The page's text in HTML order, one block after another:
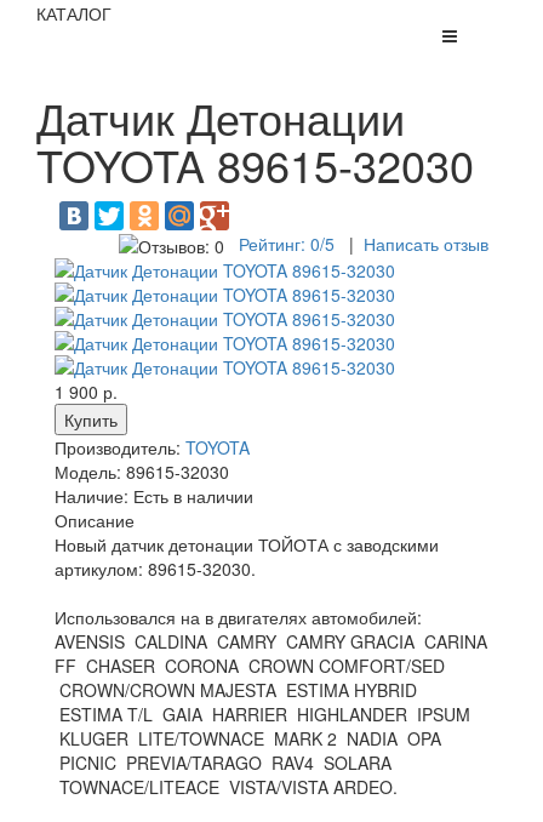
КАТАЛОГ
Датчик Детонации
TOYOTA 89615-32030
Рейтинг: 0/5 | Написать отзыв
1 900 р.
Производитель: TOYOTA
Модель: 89615-32030
Наличие: Есть в наличии
Описание
Новый датчик детонации ТОЙОТА с заводскими
артикулом: 89615-32030.
Использовался на в двигателях автомобилей:
AVENSIS CALDINA CAMRY CAMRY GRACIA CARINA
FF CHASER CORONA CROWN COMFORT/SED
CROWN/CROWN MAJESTA ESTIMA HYBRID
ESTIMA T/L GAIA HARRIER HIGHLANDER IPSUM
KLUGER LITE/TOWNACE MARK 2 NADIA OPA
PICNIC PREVIA/TARAGO RAV4 SOLARA
TOWNACE/LITEACE VISTA/VISTA ARDEO.